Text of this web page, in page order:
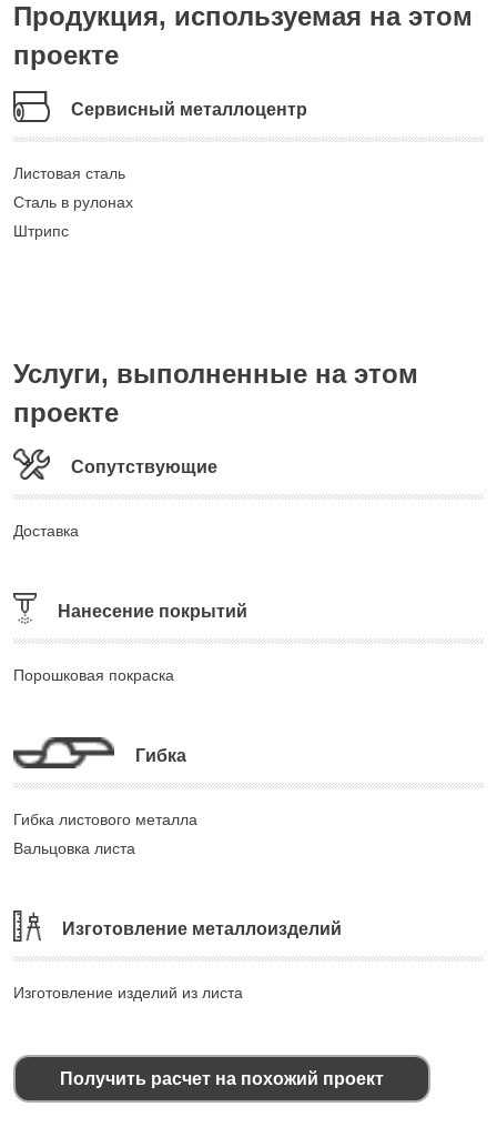
Продукция, используемая на этом
проекте
Сервисный металлоцентр
Листовая сталь
Сталь в рулонах
Штрипс
Услуги, выполненные на этом
проекте
Сопутствующие
Доставка
Нанесение покрытий
Порошковая покраска
Гибка
Гибка листового металла
Вальцовка листа
Изготовление металлоизделий
Изготовление изделий из листа
Получить расчет на похожий проект